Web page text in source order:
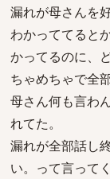
漏れが母さんを
わかっててると
かってるのに、
ちゃめちゃで全
母さん何も言わ
れてた。
漏れが全部話し
い。って言ってく